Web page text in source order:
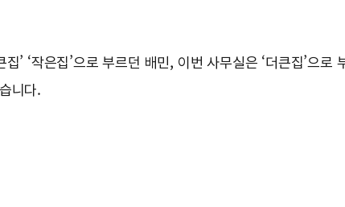
‘작은집’으로 부르던 배민, 이번 사무실은 ‘더큰집’으로
니다.